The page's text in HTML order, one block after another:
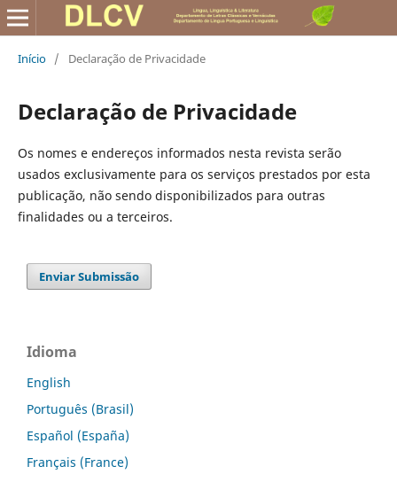
Início / Declaração de Privacidade
Declaração de Privacidade
Os nomes e endereços informados nesta revista serão
usados exclusivamente para os serviços prestados por esta
publicação, não sendo disponibilizados para outras
finalidades ou a terceiros.
Enviar Submissão
Idioma
English
Português (Brasil)
Español (España)
Français (France)